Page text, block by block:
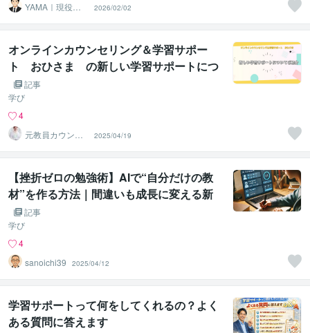
YAMA｜現役の 2026/02/02
オンラインカウンセリング＆学習サポー
ト おひさま の新しい学習サポートにつ
いてご紹介
記事
学び
4
元教員カウンセ
ラー遠藤
2025/04/19
【挫折ゼロの勉強術】AIで“自分だけの教
材”を作る方法｜間違いも成長に変える新
しい学び方
記事
学び
4
sanoichi39
2025/04/12
学習サポートって何をしてくれるの？よく
ある質問に答えます